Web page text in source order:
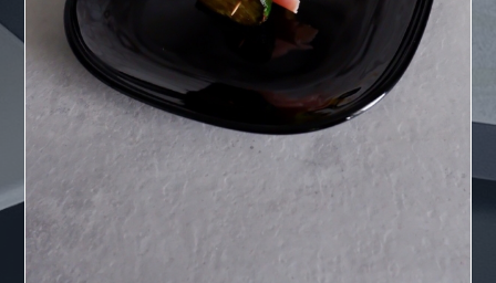
Involtini di prosciutto cotto, zucchine e formaggio